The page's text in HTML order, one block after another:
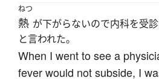
ねつ
熱 が下がらないので内科を受診
と言われた。
When I went to see a
fever would not subside, I